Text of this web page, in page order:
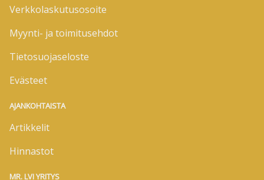
Verkkolaskutusosoite
Myynti- ja toimitusehdot
Tietosuojaseloste
Evästeet
AJANKOHTAISTA
Artikkelit
Hinnastot
MR. LVI YRITYS